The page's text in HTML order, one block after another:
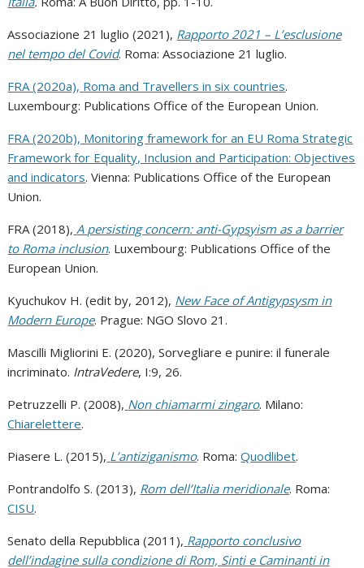
Associazione 21 luglio (2021), Rapporto 2021 – L’esclusione
nel tempo del Covid. Roma: Associazione 21 luglio.
FRA (2020a), Roma and Travellers in six countries.
Luxembourg: Publications Office of the European Union.
FRA (2020b), Monitoring framework for an EU Roma Strategic
Framework for Equality, Inclusion and Participation: Objectives
and indicators. Vienna: Publications Office of the European
Union.
FRA (2018), A persisting concern: anti-Gypsyism as a barrier
to Roma inclusion. Luxembourg: Publications Office of the
European Union.
Kyuchukov H. (edit by, 2012), New Face of Antigypsysm in
Modern Europe. Prague: NGO Slovo 21.
Mascilli Migliorini E. (2020), Sorvegliare e punire: il funerale
incriminato. IntraVedere, I:9, 26.
Petruzzelli P. (2008), Non chiamarmi zingaro. Milano:
Chiarelettere.
Piasere L. (2015), L’antiziganismo. Roma:Quodlibet.
Pontrandolfo S. (2013), Rom dell’Italia meridionale. Roma:
CISU.
Senato della Repubblica (2011), Rapporto conclusivo
dell’indagine sulla condizione di Rom, Sinti e Caminanti in